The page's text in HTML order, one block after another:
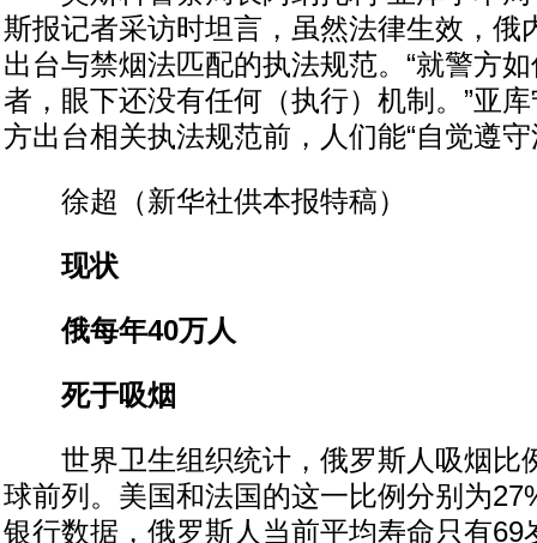
斯报记者采访时坦言，虽然法律生效，俄
出台与禁烟法匹配的执法规范。“就警方
者，眼下还没有任何（执行）机制。”亚
方出台相关执法规范前，人们能“自觉遵守
徐超（新华社供本报特稿）
现状
俄每年40万人
死于吸烟
世界卫生组织统计，俄罗斯人吸烟比
球前列。美国和法国的这一比例分别为
银行数据，俄罗斯人当前平均寿命只有69